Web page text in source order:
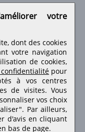
sociaux
votre
dont des cookies
votre navigation
de cookies,
pour
à vos centres
de visites.Vous
vos choix
Par ailleurs,
d'avis en cliquant
bas de page.